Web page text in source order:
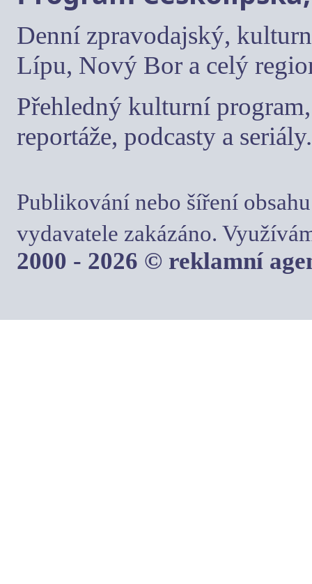
Denní zpravodajský,
Lípu, Nový Bor a celý
Přehledný kulturní
reportáže, podcasty a seriály.
Publikování nebo šíření
vydavatele zakázáno.
2000 - 2026 © reklamní